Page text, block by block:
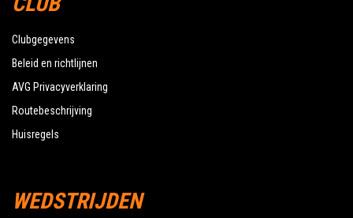
Clubgegevens
Beleid en richtlijnen
AVG Privacyverklaring
Routebeschrijving
Huisregels
WEDSTRIJDEN